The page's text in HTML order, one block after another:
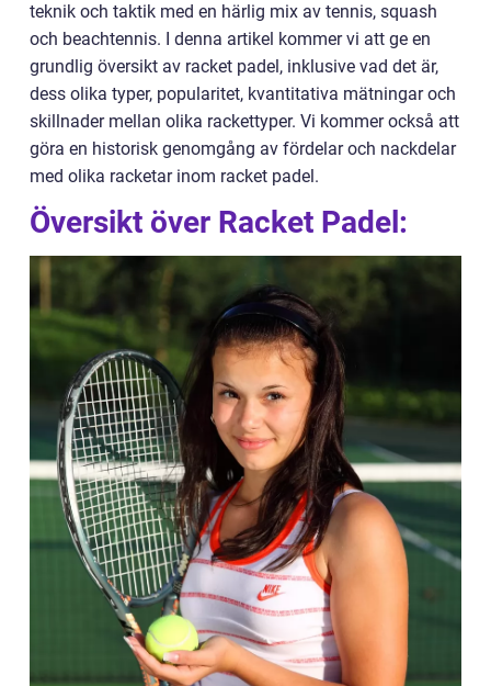
teknik och taktik med en härlig mix av tennis, squash
och beachtennis. I denna artikel kommer vi att ge en
grundlig översikt av racket padel, inklusive vad det är,
dess olika typer, popularitet, kvantitativa mätningar och
skillnader mellan olika rackettyper. Vi kommer också att
göra en historisk genomgång av fördelar och nackdelar
med olika racketar inom racket padel.
Översikt över Racket Padel: